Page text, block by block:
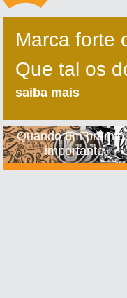
Marca forte
Que tal os
saiba mais
Quando um prêmio
importante.